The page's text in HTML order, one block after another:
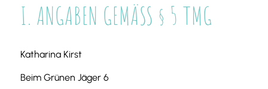
I. ANGABEN GEMÄSS § 5 TMG
Katharina Kirst
Beim Grünen Jäger 6